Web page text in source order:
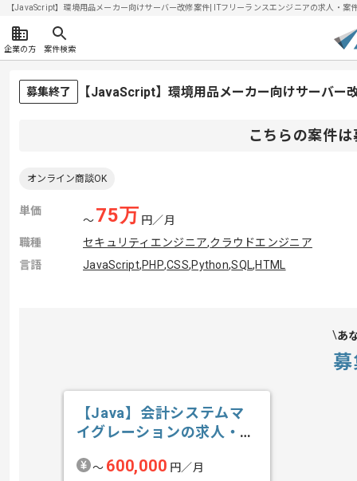
【JavaScript】環境用品メーカー向けサーバー改修案件| ITフリーランスエンジニアの求人・
企業の方 案件検索
募集終了 【JavaScript】環境用品メーカー向けサーバー
こちらの案件
オンライン商談OK
単価
〜75万 円／月
職種
セキュリティエンジニア,クラウドエンジニア
言語
JavaScript,PHP,CSS,Python,SQL,HTML
あ
【Java】会計システムマ
イグレーションの求人・案
〜 600,000 円／月